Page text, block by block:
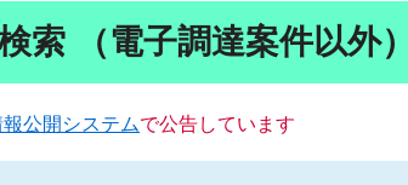
索 （電子調達案件以外）
報公開システムで公告しています